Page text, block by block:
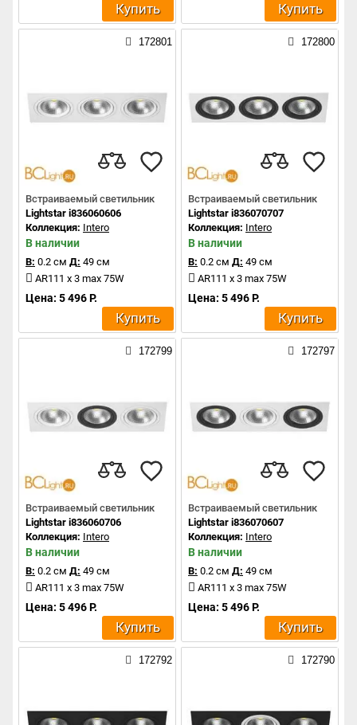
Купить Купить
172801
Встраиваемый светильник
Lightstar i836060606
Коллекция: Intero
В наличии
В: 0.2 см Д: 49 см
AR111 x 3 max 75W
Цена: 5 496 Р.
Купить
172800
Встраиваемый светильник
Lightstar i836070707
Коллекция: Intero
В наличии
В: 0.2 см Д: 49 см
AR111 x 3 max 75W
Цена: 5 496 Р.
Купить
172799
Встраиваемый светильник
Lightstar i836060706
Коллекция: Intero
В наличии
В: 0.2 см Д: 49 см
AR111 x 3 max 75W
Цена: 5 496 Р.
Купить
172797
Встраиваемый светильник
Lightstar i836070607
Коллекция: Intero
В наличии
В: 0.2 см Д: 49 см
AR111 x 3 max 75W
Цена: 5 496 Р.
Купить
172792 172790